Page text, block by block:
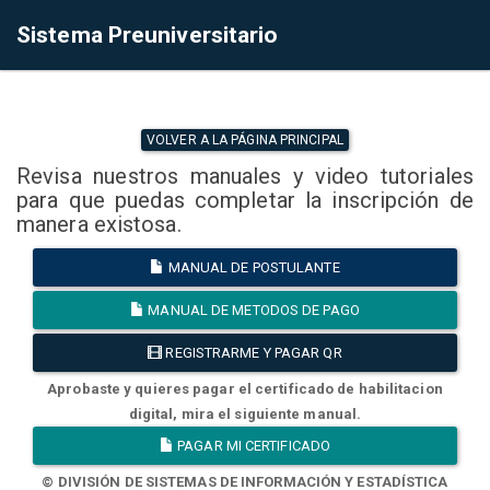
Sistema Preuniversitario
VOLVER A LA PÁGINA PRINCIPAL
Revisa nuestros manuales y video tutoriales
para que puedas completar la inscripción de
manera existosa.
MANUAL DE POSTULANTE
MANUAL DE METODOS DE PAGO
REGISTRARME Y PAGAR QR
Aprobaste y quieres pagar el certificado de habilitacion
digital, mira el siguiente manual.
PAGAR MI CERTIFICADO
© DIVISIÓN DE SISTEMAS DE INFORMACIÓN Y ESTADÍSTICA